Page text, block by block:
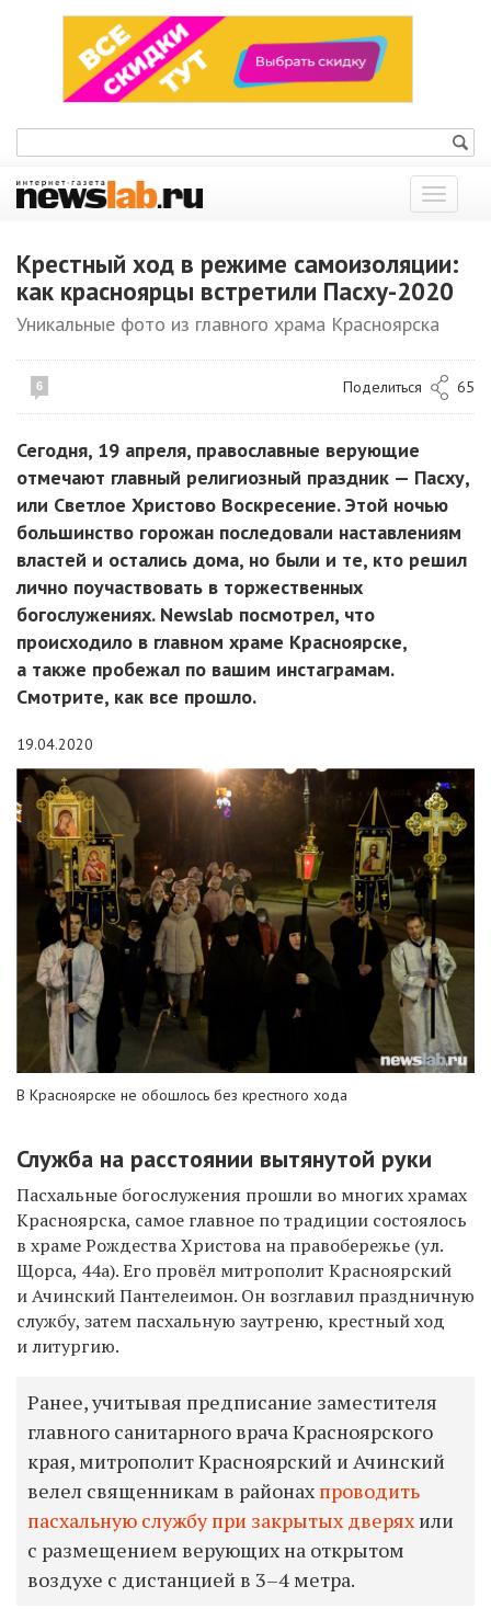
Показать
меню
Крестный ход в режиме самоизоляции:
как красноярцы встретили Пасху-2020
Уникальные фото из главного храма Красноярска
6 Поделиться 65
Сегодня, 19 апреля, православные верующие
отмечают главный религиозный праздник — Пасху,
или Светлое Христово Воскресение. Этой ночью
большинство горожан последовали наставлениям
властей и остались дома, но были и те, кто решил
лично поучаствовать в торжественных
богослужениях. Newslab посмотрел, что
происходило в главном храме Красноярске,
а также пробежал по вашим инстаграмам.
Смотрите, как все прошло.
19.04.2020
В Красноярске не обошлось без крестного хода
Служба на расстоянии вытянутой руки
Пасхальные богослужения прошли во многих храмах
Красноярска, самое главное по традиции состоялось
в храме Рождества Христова на правобережье (ул.
Щорса, 44а). Его провёл митрополит Красноярский
и Ачинский Пантелеимон. Он возглавил праздничную
службу, затем пасхальную заутреню, крестный ход
и литургию.
Ранее, учитывая предписание заместителя
главного санитарного врача Красноярского
края, митрополит Красноярский и Ачинский
велел священникам в районах проводить
пасхальную службу при закрытых дверях или
с размещением верующих на открытом
воздухе с дистанцией в 3–4 метра.